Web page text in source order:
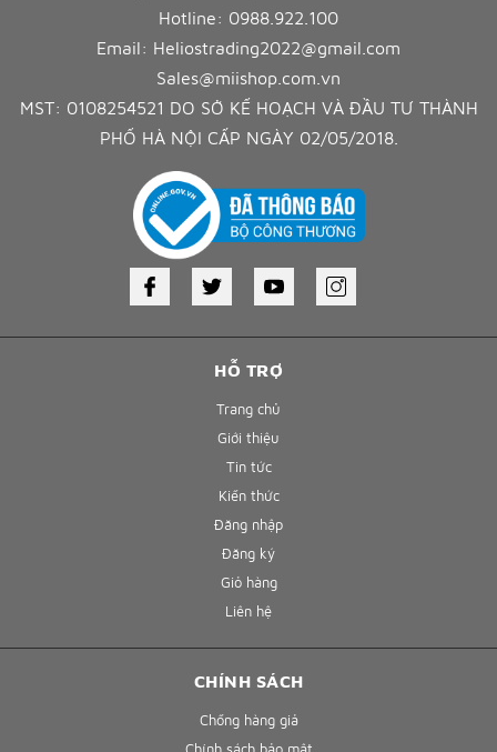
HỖ TRỢ
Trang chủ
Giới thiệu
Tin tức
Kiến thức
Đăng nhập
Đăng ký
Giỏ hàng
Liên hệ
Hotline: 0988.922.100
Email: Heliostrading2022@gmail.com
Sales@miishop.com.vn
MST: 0108254521 DO SỞ KẾ HOẠCH VÀ ĐẦU TƯ THÀNH
PHỐ HÀ NỘI CẤP NGÀY 02/05/2018.
CHÍNH SÁCH
Chống hàng giả
Chính sách bảo mật